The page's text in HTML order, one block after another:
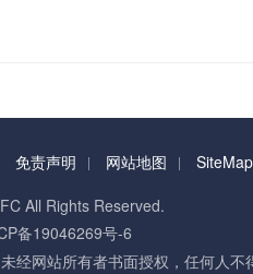
免责声明 网站地图
SiteMap
All Rights Reserved.
备19046269号-6
网站所有者书面授权，任何人不